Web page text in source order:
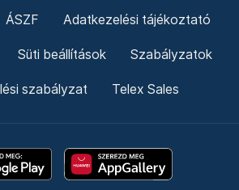
ÁSZF Adatkezelési tájékoztató
Süti beállítások Szabályzatok
szabályzat Telex Sales